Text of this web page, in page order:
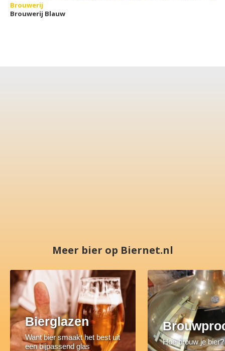
Brouwerij
Brouwerij Blauw
Meer bier op Biernet.nl
Bierglazen
Want bier smaakt het best uit
een bijpassend glas
Hoe brouw je bier?